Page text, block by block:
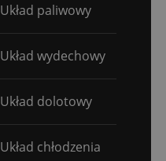
Układ paliwowy
Układ wydechowy
Układ dolotowy
Układ chłodzenia